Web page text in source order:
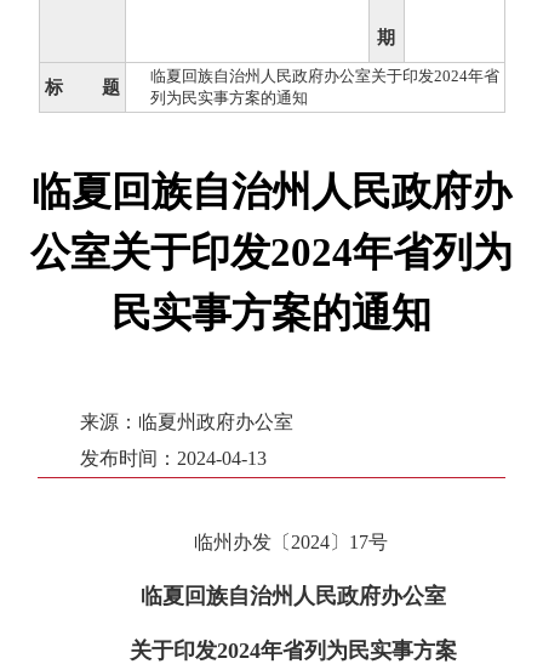
期
标 题
临夏回族自治州人民政府办公室关于印发2024年省
列为民实事方案的通知
临夏回族自治州人民政府办
公室关于印发2024年省列为
民实事方案的通知
来源：临夏州政府办公室
发布时间：2024-04-13
临州办发〔2024〕17号
临夏回族自治州人民政府办公室
关于印发2024年省列为民实事方案